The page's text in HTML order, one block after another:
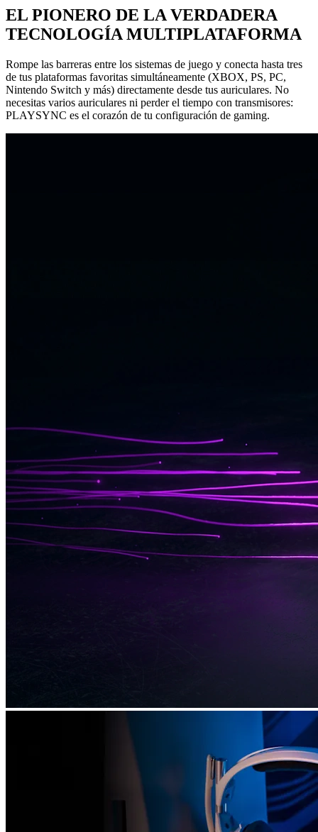
EL PIONERO DE LA VERDADERA
TECNOLOGÍA MULTIPLATAFORMA
Rompe las barreras entre los sistemas de juego y conecta hasta tres
de tus plataformas favoritas simultáneamente (XBOX, PS, PC,
Nintendo Switch y más) directamente desde tus auriculares. No
necesitas varios auriculares ni perder el tiempo con transmisores:
PLAYSYNC es el corazón de tu configuración de gaming.